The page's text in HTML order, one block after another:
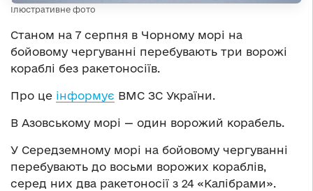
Ілюстративне фото
Станом на 7 серпня в Чорному морі на
бойовому чергуванні перебувають три ворожі
кораблі без ракетоносіїв.
Про це інформує ВМС ЗС України.
В Азовському морі — один ворожий корабель.
У Середземному морі на бойовому чергуванні
перебувають до восьми ворожих кораблів,
серед них два ракетоносії з 24 «Калібрами».